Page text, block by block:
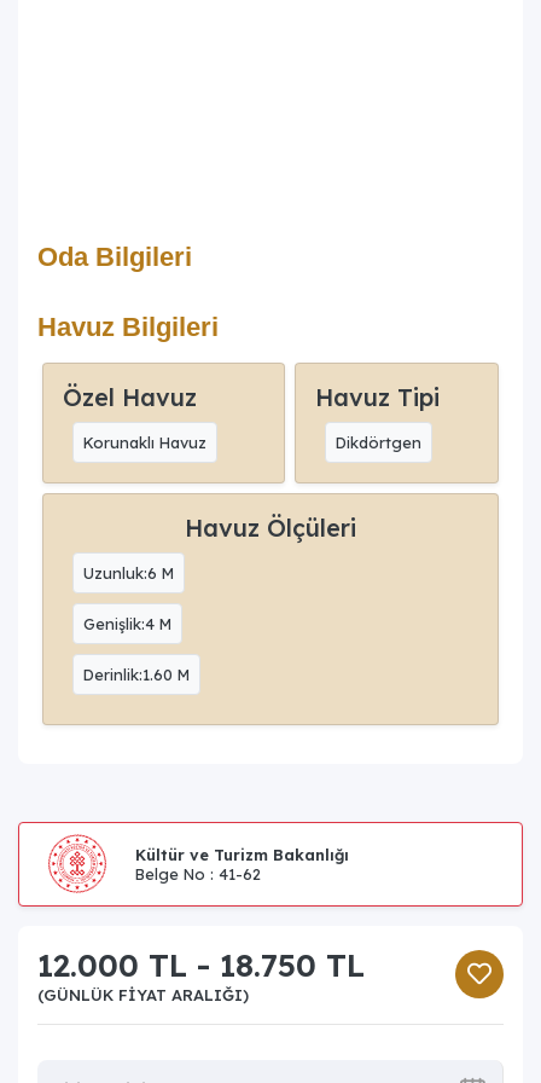
Oda Bilgileri
Havuz Bilgileri
Özel Havuz
Korunaklı Havuz
Havuz Tipi
Dikdörtgen
Havuz Ölçüleri
Uzunluk:6 M
Genişlik:4 M
Derinlik:1.60 M
Kültür ve Turizm Bakanlığı
Belge No : 41-62
12.000 TL - 18.750 TL
(GÜNLÜK FIYAT ARALIĞI)